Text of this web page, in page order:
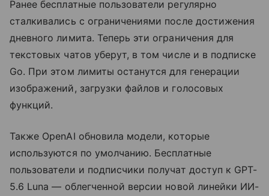
Ранее бесплатные пользователи регулярно
сталкивались с ограничениями после достижения
дневного лимита. Теперь эти ограничения для
текстовых чатов уберут, в том числе и в подписке
Go. При этом лимиты останутся для генерации
изображений, загрузки файлов и голосовых
функций.
Также OpenAI обновила модели, которые
используются по умолчанию. Бесплатные
пользователи и подписчики получат доступ к GPT-
5.6 Luna — облегченной версии новой линейки ИИ-